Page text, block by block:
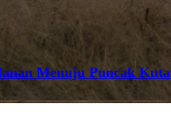
Menuju Puncak